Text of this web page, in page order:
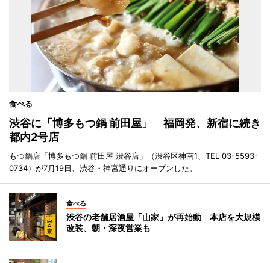
食べる
渋谷に「博多もつ鍋 前田屋」 福岡発、新宿に続き
都内2号店
もつ鍋店「博多もつ鍋 前田屋 渋谷店」（渋谷区神南1、TEL 03-5593-
0734）が7月19日、渋谷・神宮通りにオープンした。
食べる
渋谷の老舗居酒屋「山家」が再始動 本店を大規模
改装、朝・深夜営業も